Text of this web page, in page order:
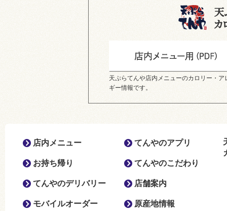
天ぷらてんや店内メニューのカロリー・ア
ギー情報です。
店内メニュー
お持ち帰り
てんやのデリバリー
モバイルオーダー
てんやのアプリ
てんやのこだわり
店舗案内
原産地情報